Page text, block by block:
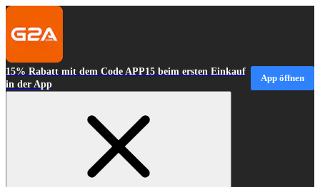
15% Rabatt mit dem Code APP15 beim ersten Einkauf
in der App
App öffnen